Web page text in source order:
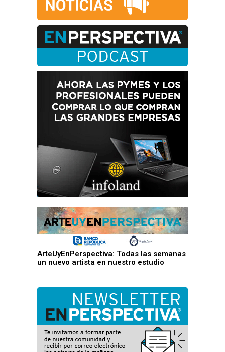
ArteUyEnPerspectiva: Todas las semanas
un nuevo artista en nuestro estudio